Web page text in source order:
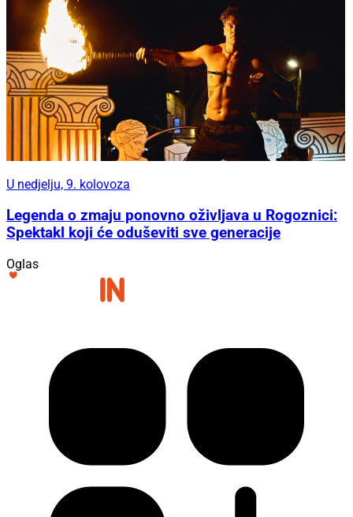
U nedjelju, 9. kolovoza
Legenda o zmaju ponovno oživljava u Rogoznici:
Spektakl koji će oduševiti sve generacije
Oglas